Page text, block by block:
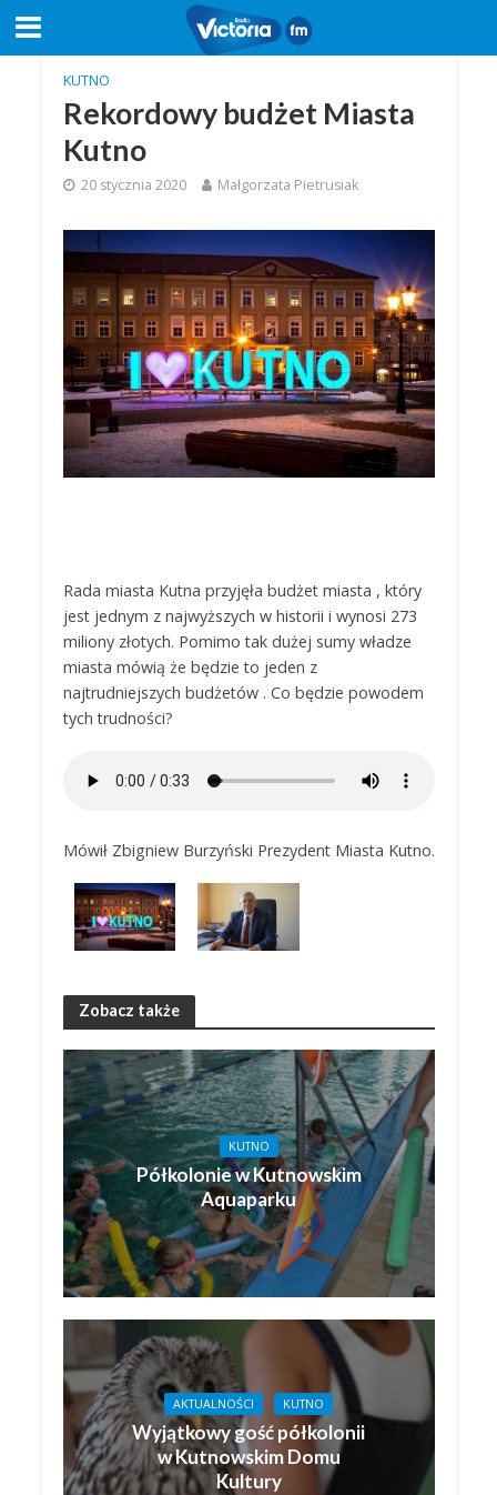
KUTNO
Rekordowy budżet Miasta
Kutno
20 stycznia 2020 Małgorzata Pietrusiak
Rada miasta Kutna przyjęła budżet miasta , który
jest jednym z najwyższych w historii i wynosi 273
miliony złotych. Pomimo tak dużej sumy władze
miasta mówią że będzie to jeden z
najtrudniejszych budżetów . Co będzie powodem
tych trudności?
Mówił Zbigniew Burzyński Prezydent Miasta Kutno.
Zobacz także
KUTNO
Półkolonie w Kutnowskim
Aquaparku
AKTUALNOŚCI KUTNO
Wyjątkowy gość półkolonii
w Kutnowskim Domu
Kultury